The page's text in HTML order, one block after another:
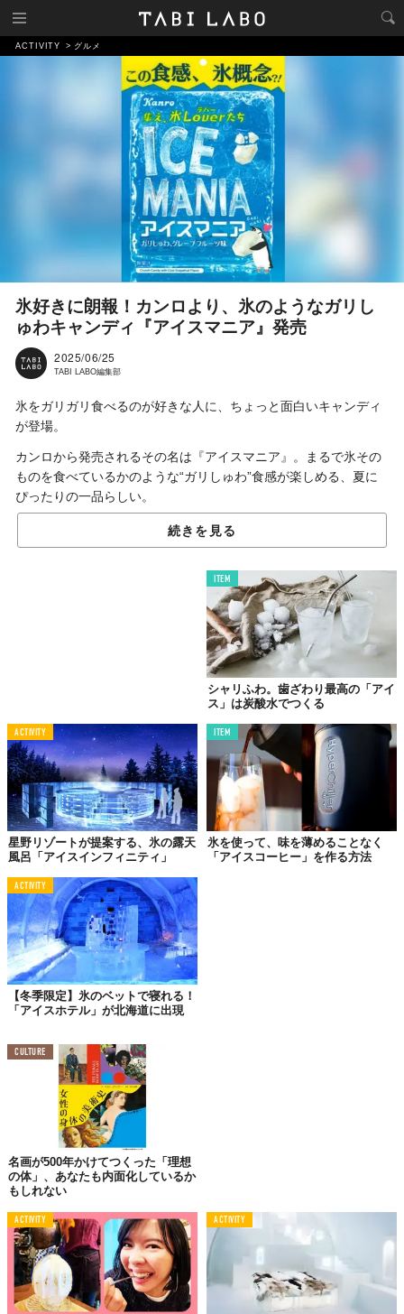
ACTIVITY グルメ
氷好きに朗報！カンロより、氷のようなガリし
ゅわキャンディ『アイスマニア』発売
2025/06/25
TABI LABO編集部
氷をガリガリ食べるのが好きな人に、ちょっと面白いキャンディ
が登場。
カンロから発売されるその名は『アイスマニア』。まるで氷その
ものを食べているかのような“ガリしゅわ”食感が楽しめる、夏に
ぴったりの一品らしい。
このキャンディの最大の特徴は、なんといってもその食感。
カンロ独自のクランチ製法が、氷を噛み砕くときのような「ガリ
しゅわ」感を再現したという、まさに“氷Lover”のために作られた
新しいキャンディに仕上がっているらしい。
見た目も氷のような白いダイヤモンド型で、口に入れるとひんや
りとした冷涼感と爽やかなグレープフルーツの風味が広がるとの
こと。
目印はペンギン！全国のファミマで
パッケージには、ペンギンが氷を食べるかわいらしいイラスト
と、「この食感、氷概念？！」という気になる言葉がデザインさ
れている。
マートで手に入るとのこと。口さみしいときや、仕事の合間の気
分転換に、この新しい「氷概念」を試してみるのも面白いかもし
れない。
続きを見る
ITEM
シャリふわ。歯ざわり最高の「アイ
ス」は炭酸水でつくる
ACTIVITY
星野リゾートが提案する、氷の露天
風呂「アイスインフィニティ」
ITEM
氷を使って、味を薄めることなく
「アイスコーヒー」を作る方法
ACTIVITY
【冬季限定】氷のベットで寝れる！
「アイスホテル」が北海道に出現
CULTURE
名画が500年かけてつくった「理想
の体」、あなたも内面化しているか
もしれない
ACTIVITY ACTIVITY